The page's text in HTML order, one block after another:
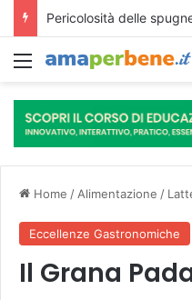
Menu
Home / Alimentazione /
Eccellenze Gastronomiche
Il Grana